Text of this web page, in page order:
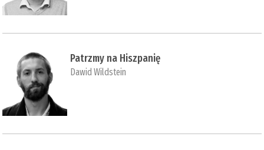
Patrzmy na Hiszpanię
Dawid Wildstein